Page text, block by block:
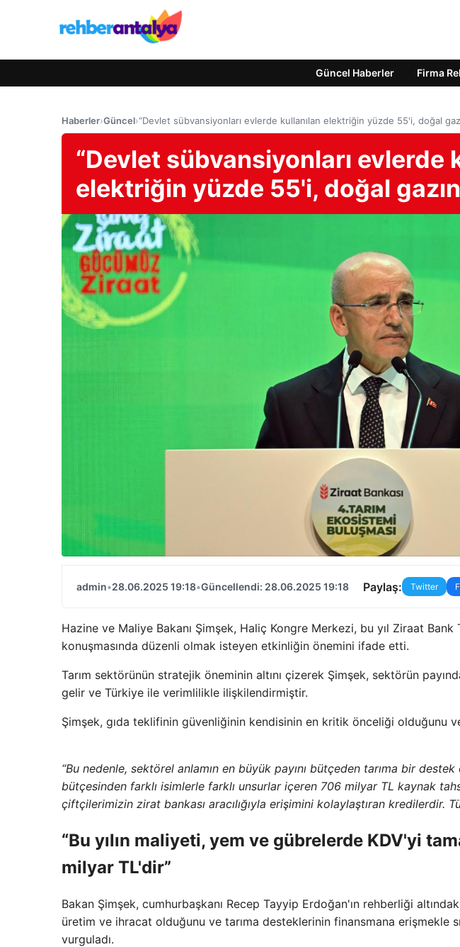
Güncel Haberler Firma
Haberler›Güncel›“Devlet sübvansiyonları evlerde kullanılan elektriğin yüzde 55'i, doğal
“Devlet sübvansiyonları evlerde
elektriğin yüzde 55'i, doğal
admin•28.06.2025 19:18•Güncellendi: 28.06.2025 19:18 Paylaş: Twitter
Hazine ve Maliye Bakanı Şimşek, Haliç Kongre Merkezi, bu yıl Ziraat Bank
konuşmasında düzenli olmak isteyen etkinliğin önemini ifade etti.
Tarım sektörünün stratejik öneminin altını çizerek Şimşek, sektörün
gelir ve Türkiye ile verimlilikle ilişkilendirmiştir.
Şimşek, gıda teklifinin güvenliğinin kendisinin en kritik önceliği olduğunu
“Bu nedenle, sektörel anlamın en büyük payını bütçeden tarıma bir
bütçesinden farklı isimlerle farklı unsurlar içeren 706 milyar TL kaynak
çiftçilerimizin zirat bankası aracılığıyla erişimini kolaylaştıran kredilerdir.
“Bu yılın maliyeti, yem ve gübrelerde KDV'yi
milyar TL'dir”
Bakan Şimşek, cumhurbaşkanı Recep Tayyip Erdoğan'ın rehberliği
üretim ve ihracat olduğunu ve tarıma desteklerinin finansmana erişmekle
vurguladı.